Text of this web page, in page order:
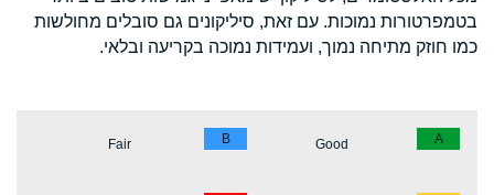
בטמפרטורות נמוכות. עם זאת, סיליקונים גם סובלים מחולשות
כמו חוזק מתיחה נמוך, ועמידות נמוכה בקריעה ובלאי.
A
Good
B
Fair